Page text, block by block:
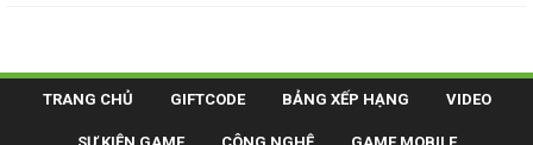
TRANG CHỦ GIFTCODE BẢNG XẾP HẠNG VIDEO
SỰ KIỆN GAME CÔNG NGHỆ GAME MOBILE